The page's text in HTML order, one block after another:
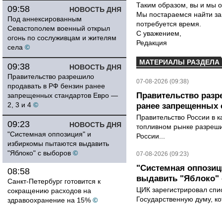
НОВОСТЬ ДНЯ
09:58
Под аннексированным
Севастополем военный открыл
огонь по сослуживцам и жителям
села ©
НОВОСТЬ ДНЯ
09:38
Правительство разрешило
продавать в РФ бензин ранее
запрещенных стандартов Евро —
2, 3 и 4 ©
НОВОСТЬ ДНЯ
09:23
"Системная оппозиция" и
избиркомы пытаются выдавить
"Яблоко" с выборов ©
08:58
Санкт-Петербург готовится к
сокращению расходов на
здравоохранение на 15% ©
Таким образом, вы и мы
Мы постараемся найти
потребуется время.
С уважением,
Редакция
МАТЕРИАЛЫ РАЗДЕЛА
07-08-2026 (09:38)
Правительство
ранее запрещенных
Правительство России в
топливном рынке
России...
07-08-2026 (09:23)
"Системная
выдавить "Яблоко"
ЦИК зарегистрировал
Государственную думу,